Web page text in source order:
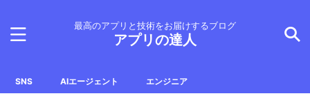
最高のアプリと技術をお届けするブログ
アプリの達人
SNS AIエージェント エンジニア